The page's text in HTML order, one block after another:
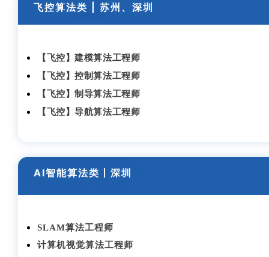
飞控算法类 苏州、深圳
【飞控】建模算法工程师
【飞控】控制算法工程师
【飞控】制导算法工程师
【飞控】导航算法工程师
AI智能算法类 丨深圳
SLAM算法工程师
计算机视觉算法工程师